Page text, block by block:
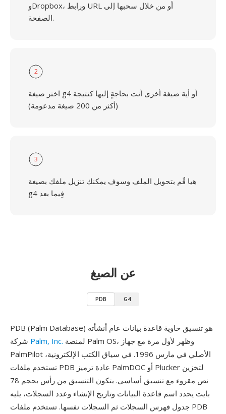
وDropbox، ورابط URL أو من خلال سحبها إلى
الصفحة.
2
اختر صيغة g4 أو أية صيغة أخرى أنت بحاجةٍ إليها كنتيجة
(أكثر من 200 صيغة مدعومة)
3
هيا قُم بتحويل الملف وسوف يمكنك تنزيل ملفك بصيغة
g4 فِيما بعد
عن الصيغ
PDB G4
PDB (Palm Database) هو تنسيق حاوية قاعدة بيانات عام أنشأته
Palm, Inc.
PalmPilot الأصلي في مارس 1996. في سياق الكتب الإلكترونية،
تستخدم ملفات PDB عادة ترميز PalmDOC أو Plucker لتخزين
نص مقروء مع تنسيق أساسي. يتكون التنسيق من رأس بحجم 78
بايت يحدد اسم قاعدة البيانات وتاريخ الإنشاء وعدد السجلات، يليه
جدول فهرس السجلات ثم السجلات نفسها. تستخدم ملفات PDB